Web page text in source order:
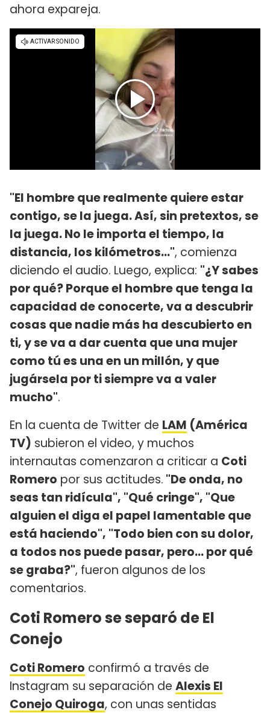
ahora expareja.
"El hombre que realmente quiere estar
contigo, se la juega. Así, sin pretextos, se
la juega. No le importa el tiempo, la
distancia, los kilómetros...", comienza
diciendo el audio. Luego, explica: "¿Y sabes
por qué? Porque el hombre que tenga la
capacidad de conocerte, va a descubrir
cosas que nadie más ha descubierto en
ti, y se va a dar cuenta que una mujer
como tú es una en un millón, y que
jugársela por ti siempre va a valer
mucho".
En la cuenta de Twitter de LAM (América
TV) subieron el video, y muchos
internautas comenzaron a criticar a Coti
Romero por sus actitudes. "De onda, no
seas tan ridícula", "Qué cringe", "Que
alguien el diga el papel lamentable que
está haciendo", "Todo bien con su dolor,
a todos nos puede pasar, pero... por qué
se graba?", fueron algunos de los
comentarios.
Coti Romero se separó de El
Conejo
Coti Romero confirmó a través de
Instagram su separación de Alexis El
Conejo Quiroga, con unas sentidas